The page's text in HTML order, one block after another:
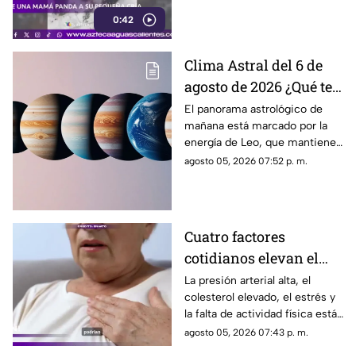
0:42
Clima Astral del 6 de
agosto de 2026 ¿Qué te
depara la energía del
día?
El panorama astrológico de
mañana está marcado por la
energía de Leo, que mantiene
el enfoque en la creatividad, la
agosto 05, 2026 07:52 p. m.
Cuatro factores
cotidianos elevan el
riesgo de infarto
La presión arterial alta, el
colesterol elevado, el estrés y
la falta de actividad física están
entre los principales factores
agosto 05, 2026 07:43 p. m.